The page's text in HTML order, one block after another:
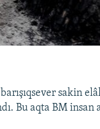
sakin
Bu aqta BM insan